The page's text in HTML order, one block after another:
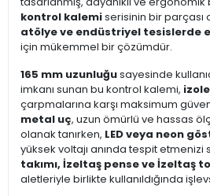
kontrol kalemiserisinin bir parçası
atölye ve endüstriyel tesislerde
için mükemmel bir çözümdür.
165 mm uzunluğusayesinde
imkanı sunan bu kontrol kalemi,
çarpmalarına karşı maksimum
metal uç, uzun ömürlü ve hassas
olanak tanırken, LED veya neon
yüksek voltajı anında tespit etmenizi
takımı, İzeltaş pense ve İzeltaş
aletleriyle birlikte kullanıldığında